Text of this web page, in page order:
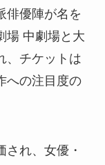
俳優陣が名を
場 中劇場と大
、チケットは
への注目度の
れ、女優・